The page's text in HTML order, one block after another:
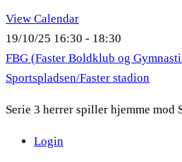
View Calendar
19/10/25 16:30 - 18:30
FBG (Faster Boldklub og
Sportspladsen/Faster stadion
Serie 3 herrer spiller hjemme mod
Login